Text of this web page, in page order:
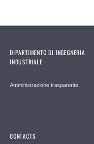
DIPARTIMENTO DI INGEGNERIA
INDUSTRIALE
Amministrazione trasparente
CONTACTS